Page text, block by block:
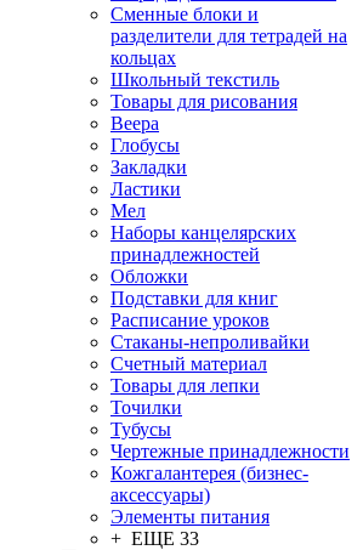
Сменные блоки и
разделители для тетрадей на
кольцах
Школьный текстиль
Товары для рисования
Веера
Глобусы
Закладки
Ластики
Мел
Наборы канцелярских
принадлежностей
Обложки
Подставки для книг
Расписание уроков
Стаканы-непроливайки
Счетный материал
Товары для лепки
Точилки
Тубусы
Чертежные принадлежности
Кожгалантерея (бизнес-
аксессуары)
Элементы питания
+ ЕЩЕ 33